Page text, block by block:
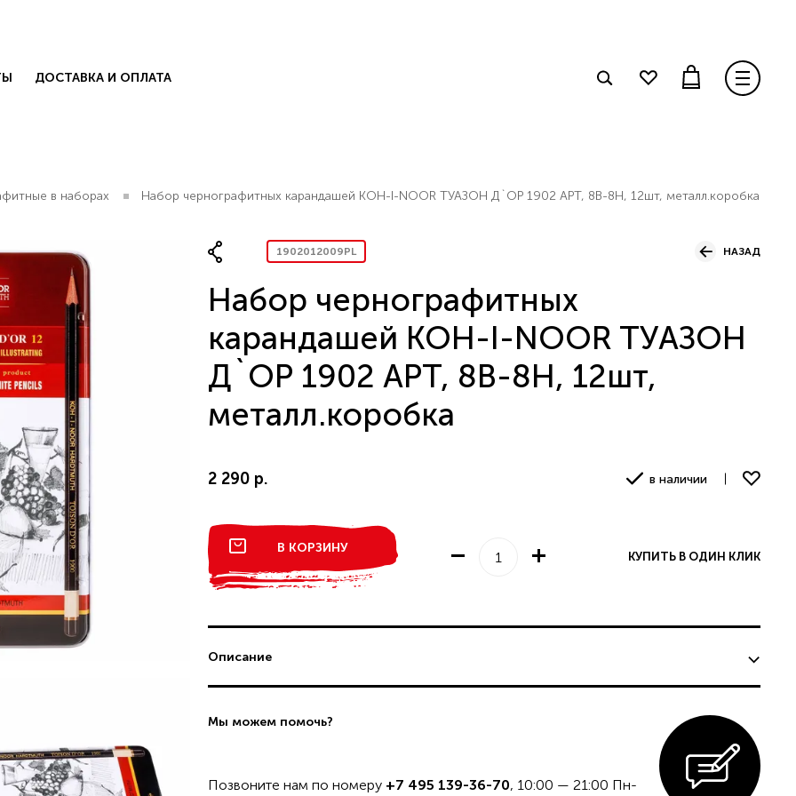
ДОСТАВКА И ОПЛАТА
КОЛЛЕКЦИИ
БЛОГ
КОНТАКТЫ
В КАТАЛОГ
в наборах Набор чернографитных карандашей KOH-I-NOOR ТУАЗОН Д`ОР 1902 АРТ, 8B-8H, 12шт, металл.коробка
1902012009PL НАЗАД
Набор чернографитных
карандашей KOH-I-NOOR ТУАЗОН
Д`ОР 1902 АРТ, 8B-8H, 12шт,
металл.коробка
2 290 р. в наличии
В КОРЗИНУ
КУПИТЬ В ОДИН КЛИК
Описание
Мы можем помочь?
Позвоните нам по номеру +7 495 139-36-70, 10:00 — 21:00 Пн-
с нами
магазину